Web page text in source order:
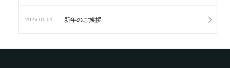
2026.01.01 新年のご挨拶